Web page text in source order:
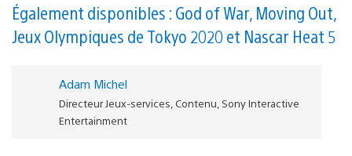
Également disponibles : God of War, Moving Out,
Jeux Olympiques de Tokyo 2020 et Nascar Heat 5
Adam Michel
Directeur Jeux-services, Contenu, Sony Interactive
Entertainment